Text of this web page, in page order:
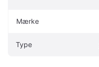
Mærke
Type